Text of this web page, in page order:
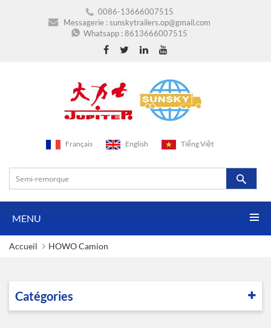
0086-13666007515
Messagerie :sunskytrailers.op@gmail.com
Whatsapp :8613666007515
Français English Tiếng Việt
MENU
Accueil HOWO Camion
Catégories